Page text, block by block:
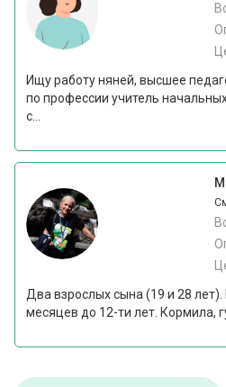
Ищу работу няней, высшее
по профессии учитель
с...
Два взрослых сына (19 и 28
месяцев до 12-ти лет. Кормила,